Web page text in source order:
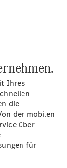
Ihres
die
der mobilen
über
für